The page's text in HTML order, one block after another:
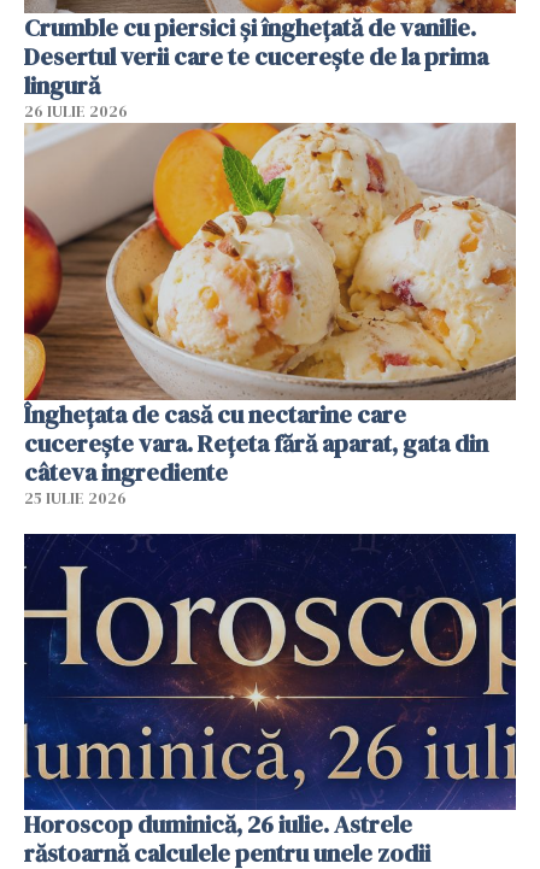
Crumble cu piersici și înghețată de vanilie.
Desertul verii care te cucerește de la prima
lingură
26 IULIE 2026
Înghețata de casă cu nectarine care
cucerește vara. Rețeta fără aparat, gata din
câteva ingrediente
25 IULIE 2026
Horoscop duminică, 26 iulie. Astrele
răstoarnă calculele pentru unele zodii